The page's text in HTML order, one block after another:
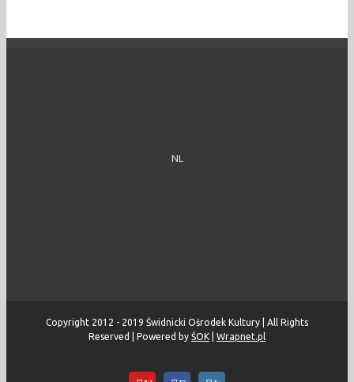
NL
Copyright 2012 - 2019 Świdnicki Ośrodek Kultury | All Rights
Reserved | Powered by ŚOK Wrapnet.pl